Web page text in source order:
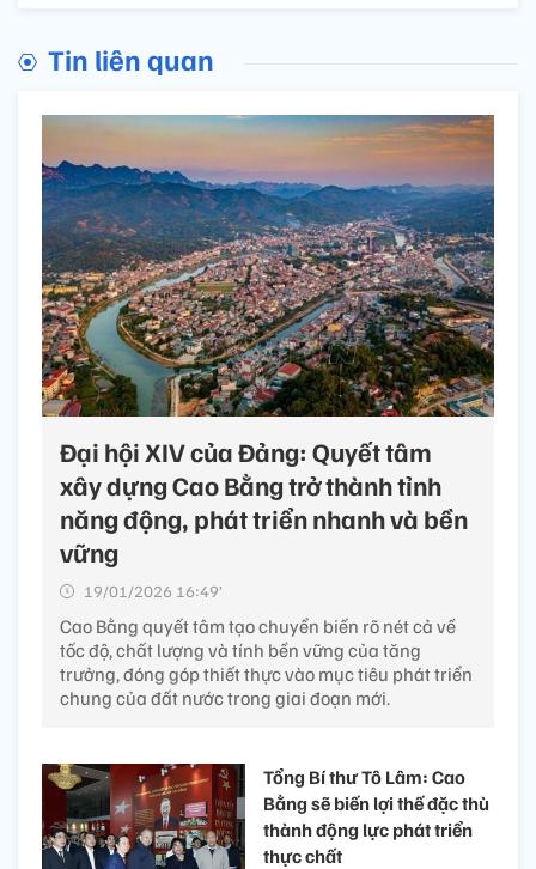
Tin liên quan
Đại hội XIV của Đảng: Quyết tâm
xây dựng Cao Bằng trở thành tỉnh
năng động, phát triển nhanh và bền
vững
19/01/2026 16:49’
Cao Bằng quyết tâm tạo chuyển biến rõ nét cả về
tốc độ, chất lượng và tính bền vững của tăng
trưởng, đóng góp thiết thực vào mục tiêu phát triển
chung của đất nước trong giai đoạn mới.
Tổng Bí thư Tô Lâm: Cao
Bằng sẽ biến lợi thế đặc thù
thành động lực phát triển
thực chất